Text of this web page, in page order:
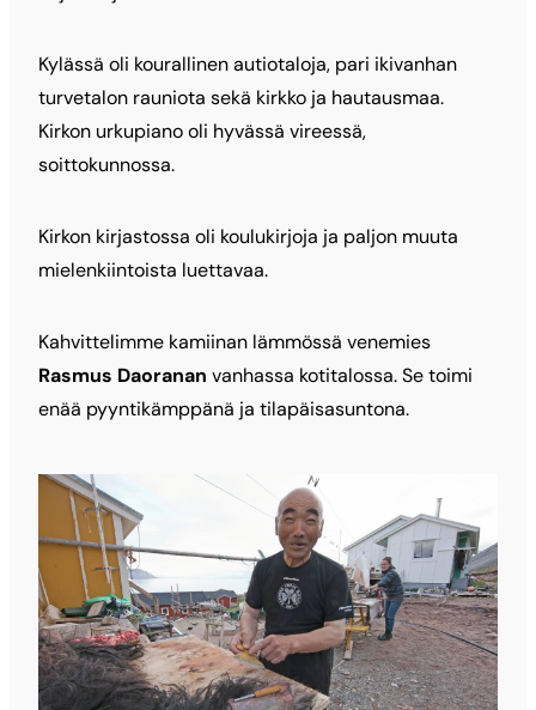
Kylässä oli kourallinen autiotaloja, pari ikivanhan
turvetalon rauniota sekä kirkko ja hautausmaa.
Kirkon urkupiano oli hyvässä vireessä,
soittokunnossa.
Kirkon kirjastossa oli koulukirjoja ja paljon muuta
mielenkiintoista luettavaa.
Kahvittelimme kamiinan lämmössä venemies
Rasmus Daoranan vanhassa kotitalossa. Se toimi
enää pyyntikämppänä ja tilapäisasuntona.